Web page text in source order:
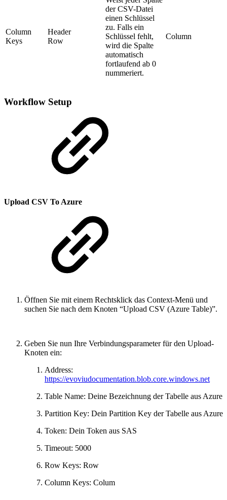
Column
Keys
Header
Row
der CSV-Datei
einen Schlüssel
zu. Falls ein
Schlüssel fehlt,
wird die Spalte
automatisch
fortlaufend ab 0
nummeriert.
Column
Workflow Setup
Upload CSV To Azure
Öffnen Sie mit einem Rechtsklick das Context-Menü und
suchen Sie nach dem Knoten “Upload CSV (Azure Table)”.
Geben Sie nun Ihre Verbindungsparameter für den Upload-
Knoten ein:
Address:
https://evoviudocumentation.blob.core.windows.net
Table Name: Deine Bezeichnung der Tabelle aus Azure
Partition Key: Dein Partition Key der Tabelle aus Azure
Token: Dein Token aus SAS
Timeout: 5000
Row Keys: Row
Column Keys: Colum